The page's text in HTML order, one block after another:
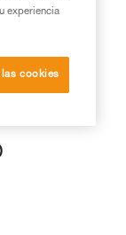
experiencia
cookies